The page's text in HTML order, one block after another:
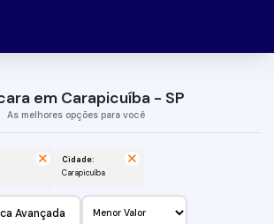
em Carapicuíba - SP
Cidade:
Carapicuíba
Avançada